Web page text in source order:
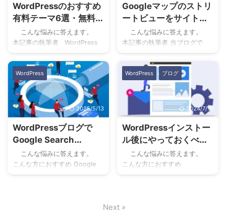
WordPress（ワードプレス）
にYoutube（ユーチューブ）動
介します。 Youtube動画を
る役立つ情報を発信していま
す。本記事を書いている僕
して７年間働いており、ブロ
が多くて何から手 ...
WordPressのおすすめ
有料テーマ6選・無料テ
ーマ１選【選び方も解
説！】
こんな悩みに答えます。
本記事の執筆者 WordPress
ブログを運用しているとどの
テーマを使って運用していこ
うか悩むと思います。 結論
をお伝えすると、おすすめの
WordPressテーマは以下７つ
です。 サービス名金額
（税込）サービスの特徴評価
公式サイト 17,600円 多くのブ
ロガーに愛されている国内人
SWELL公式サイト14,800円
「稼ぐ ...
Googleマップのストリ
ートビューをサイトに
埋め込むやり方【簡
単！】
こんな悩みに答えます。
本記事の執筆者 当ブログで
は、WordPressの基本的な設
定方法からアフィリエイトに
関する役立つ情報を発信して
います。ブログ歴５年目にな
り、ブログで毎月５桁ほど稼
いでいます。 Googleマップ
をサイト内に埋め込むこと
で、正確な位置場所が把握し
やすくなります。 また、スト
観・内観を知ることもでき、
とても便利な機能です。 本記
WordPress
2025/5/13
WordPressブログで
Google Search
Consoleを設定する方
法【5分で完了！】
こんな悩みに答えます。
こんな方におすすめ Google
Search Consoleについて知り
WordPress ブログ
2024/7/10
WordPressインストー
ル後にやっておくべき
初期設定【ブログ初心
者向け】
こんな悩みに答えます。
こんな方におすすめ
WordPress（ワードプレス）
事に集中したいので、初期設
Next »